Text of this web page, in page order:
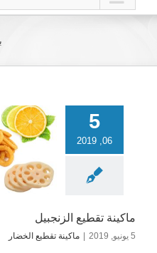
5
06, 2019
ماكينة تقطيع الزنجبيل
5 يونيو, 2019 | ماكينة تقطيع الخضار